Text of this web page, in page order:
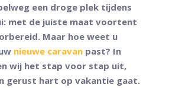
een droge plek tijdens
met de juiste maat voortent
Maar hoe weet u
nieuwe caravanpast? In
wij het stap voor stap uit,
gerust hart op vakantie gaat.